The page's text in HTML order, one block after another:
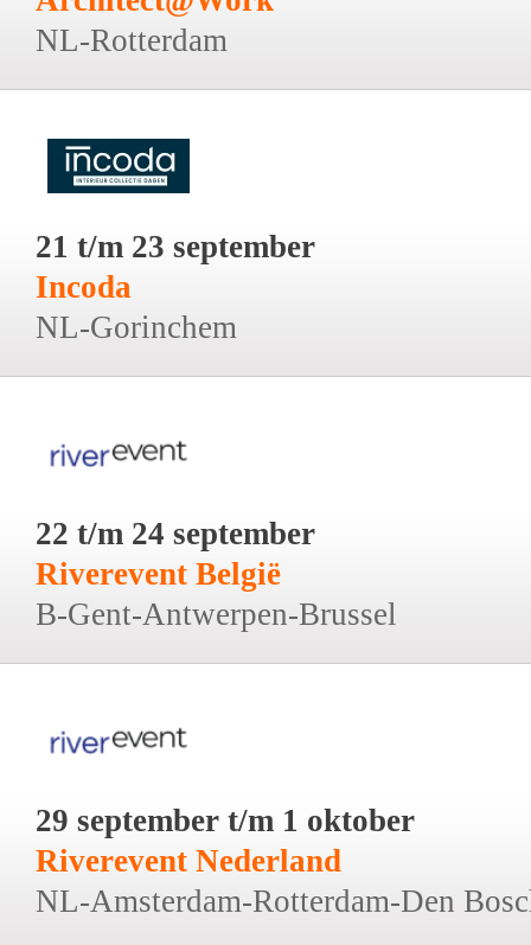
NL-Rotterdam
21 t/m 23 september
Incoda
NL-Gorinchem
22 t/m 24 september
Riverevent België
B-Gent-Antwerpen-Brussel
29 september t/m 1 oktober
Riverevent Nederland
NL-Amsterdam-Rotterdam-Den